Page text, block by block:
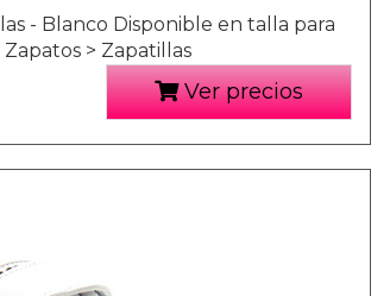
- Blanco Disponible en talla para
Zapatos > Zapatillas
Ver precios